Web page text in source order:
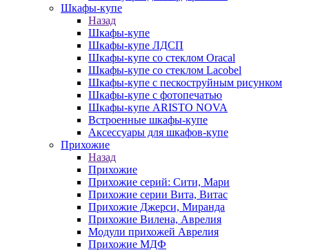
Шкафы-купе
Назад
Шкафы-купе
Шкафы-купе ЛДСП
Шкафы-купе со стеклом Oracal
Шкафы-купе со стеклом Lacobel
Шкафы-купе с пескоструйным рисунком
Шкафы-купе с фотопечатью
Шкафы-купе ARISTO NOVA
Встроенные шкафы-купе
Аксессуары для шкафов-купе
Прихожие
Назад
Прихожие
Прихожие серий: Сити, Мари
Прихожие серии Вита, Витас
Прихожие Джерси, Миранда
Прихожие Вилена, Аврелия
Модули прихожей Аврелия
Прихожие МДФ